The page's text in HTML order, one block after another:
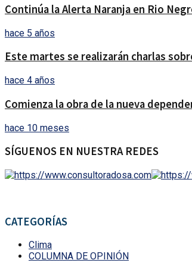
Continúa la Alerta Naranja en Rio
hace 5 años
Este martes se realizarán charlas
hace 4 años
Comienza la obra de la nueva
hace 10 meses
SÍGUENOS EN NUESTRA REDES
CATEGORÍAS
Clima
COLUMNA DE OPINIÓN